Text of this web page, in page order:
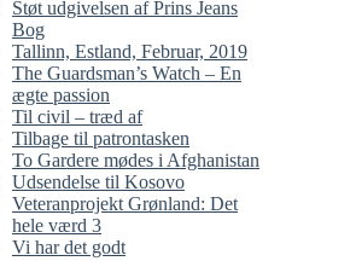
Støt udgivelsen af Prins Jeans
Bog
Tallinn, Estland, Februar, 2019
The Guardsman’s Watch – En
ægte passion
Til civil – træd af
Tilbage til patrontasken
To Gardere mødes i Afghanistan
Udsendelse til Kosovo
Veteranprojekt Grønland: Det
hele værd 3
Vi har det godt